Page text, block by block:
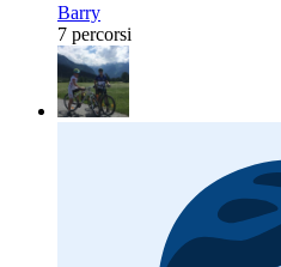
Barry
7 percorsi